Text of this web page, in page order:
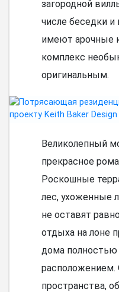
загородной
числе беседки
имеют арочные
комплекс
оригинальным.
Великолепный
прекрасное
Роскошные
лес, ухоженные
не оставят
отдыха на лоне
дома полностью
пространства,